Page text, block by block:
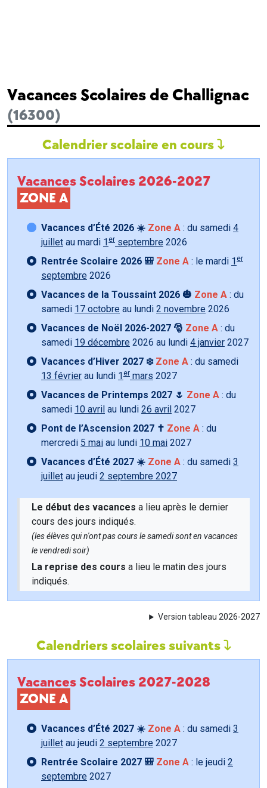
Vacances Scolaires de Challignac
(16300)
Calendrier scolaire en cours
Vacances Scolaires 2026-2027
ZONE A
Vacances d’Été 2026 ☀️ Zone A : du samedi 4
juillet au mardi 1 er septembre 2026
Rentrée Scolaire 2026 🎒 Zone A : le mardi 1 er
septembre 2026
Vacances de la Toussaint 2026 🎃 Zone A : du
samedi 17 octobre au lundi 2 novembre 2026
Vacances de Noël 2026-2027 🎅 Zone A : du
samedi 19 décembre 2026 au lundi 4 janvier 2027
Vacances d’Hiver 2027 ❄️ Zone A : du samedi
13 février au lundi 1 er mars 2027
Vacances de Printemps 2027 🌷 Zone A : du
samedi 10 avril au lundi 26 avril 2027
Pont de l’Ascension 2027 ✝️ Zone A : du
mercredi 5 mai au lundi 10 mai 2027
Vacances d’Été 2027 ☀️ Zone A : du samedi 3
juillet au jeudi 2 septembre 2027
Le début des vacances a lieu après le dernier
cours des jours indiqués.
(les élèves qui n'ont pas cours le samedi sont en vacances
le vendredi soir)
La reprise des cours a lieu le matin des jours
indiqués.
Version tableau 2026-2027
Calendriers scolaires suivants
Vacances Scolaires 2027-2028
ZONE A
Vacances d’Été 2027 ☀️ Zone A : du samedi 3
juillet au jeudi 2 septembre 2027
Rentrée Scolaire 2027 🎒 Zone A : le jeudi 2
septembre 2027